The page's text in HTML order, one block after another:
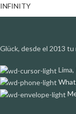
INFINITY
Glück, desde el 2013 tu